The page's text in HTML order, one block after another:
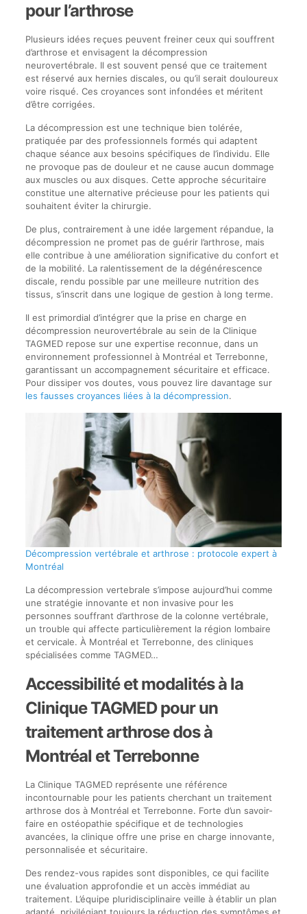
pour l’arthrose
Plusieurs idées reçues peuvent freiner ceux qui souffrent
d’arthrose et envisagent la décompression
neurovertébrale. Il est souvent pensé que ce traitement
est réservé aux hernies discales, ou qu’il serait douloureux
voire risqué. Ces croyances sont infondées et méritent
d’être corrigées.
La décompression est une technique bien tolérée,
pratiquée par des professionnels formés qui adaptent
chaque séance aux besoins spécifiques de l’individu. Elle
ne provoque pas de douleur et ne cause aucun dommage
aux muscles ou aux disques. Cette approche sécuritaire
constitue une alternative précieuse pour les patients qui
souhaitent éviter la chirurgie.
De plus, contrairement à une idée largement répandue, la
décompression ne promet pas de guérir l’arthrose, mais
elle contribue à une amélioration significative du confort et
de la mobilité. La ralentissement de la dégénérescence
discale, rendu possible par une meilleure nutrition des
tissus, s’inscrit dans une logique de gestion à long terme.
Il est primordial d’intégrer que la prise en charge en
décompression neurovertébrale au sein de la Clinique
TAGMED repose sur une expertise reconnue, dans un
environnement professionnel à Montréal et Terrebonne,
garantissant un accompagnement sécuritaire et efficace.
Pour dissiper vos doutes, vous pouvez lire davantage sur
les fausses croyances liées à la décompression.
Décompression vertébrale et arthrose : protocole expert à
Montréal
La décompression vertebrale s’impose aujourd’hui comme
une stratégie innovante et non invasive pour les
personnes souffrant d’arthrose de la colonne vertébrale,
un trouble qui affecte particulièrement la région lombaire
et cervicale. À Montréal et Terrebonne, des cliniques
spécialisées comme TAGMED…
Accessibilité et modalités à la
Clinique TAGMED pour un
traitement arthrose dos à
Montréal et Terrebonne
La Clinique TAGMED représente une référence
incontournable pour les patients cherchant un traitement
arthrose dos à Montréal et Terrebonne. Forte d’un savoir-
faire en ostéopathie spécifique et de technologies
avancées, la clinique offre une prise en charge innovante,
personnalisée et sécuritaire.
Des rendez-vous rapides sont disponibles, ce qui facilite
une évaluation approfondie et un accès immédiat au
traitement. L’équipe pluridisciplinaire veille à établir un plan